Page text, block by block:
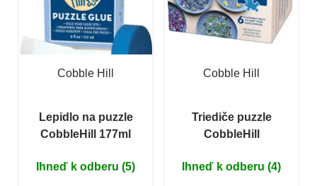
Cobble Hill
Lepidlo na puzzle
CobbleHill 177ml
Ihneď k odberu (5)
Cobble Hill
Triediče puzzle
CobbleHill
Ihneď k odberu (4)